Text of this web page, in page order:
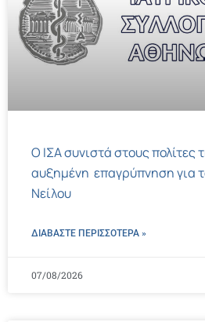
Ο ΙΣΑ συνιστά στους πολίτες
αυξημένη επαγρύπνηση για
Νείλου
ΔΙΑΒΑΣΤΕ ΠΕΡΙΣΣΌΤΕΡΑ »
07/08/2026